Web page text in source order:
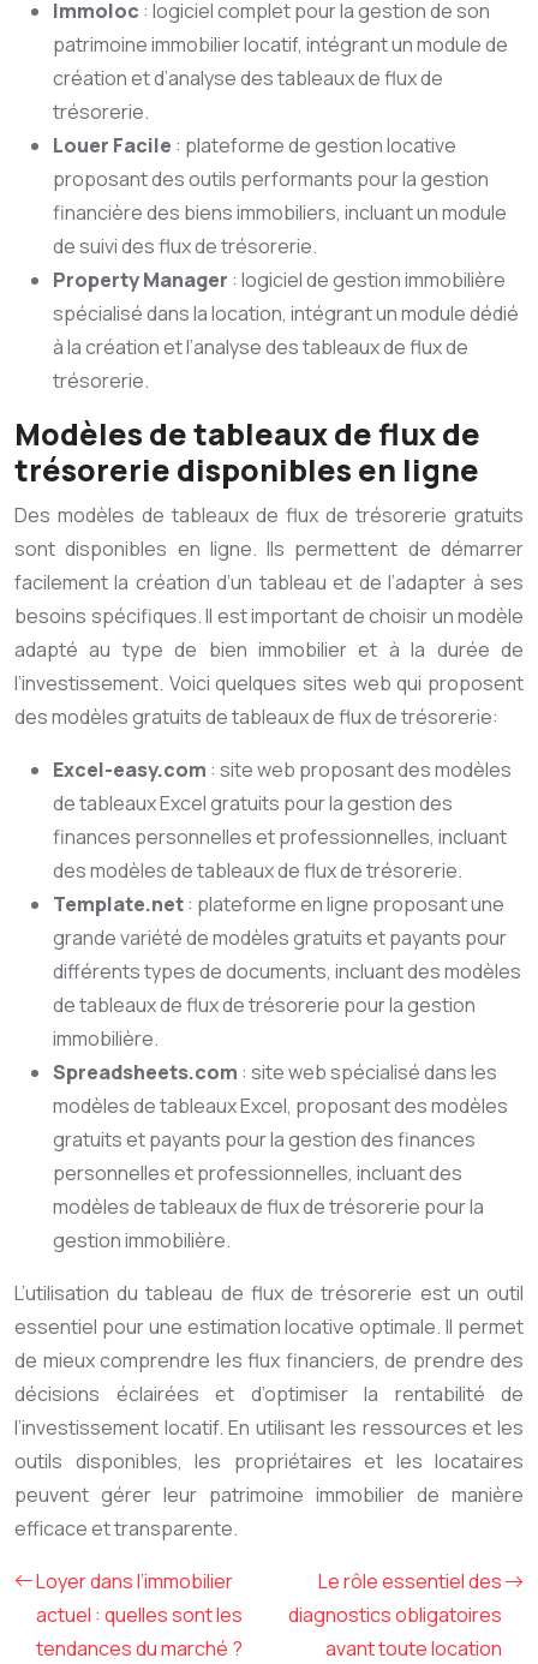
Immoloc : logiciel complet pour la gestion de son
patrimoine immobilier locatif, intégrant un module de
création et d’analyse des tableaux de flux de
trésorerie.
Louer Facile : plateforme de gestion locative
proposant des outils performants pour la gestion
financière des biens immobiliers, incluant un module
de suivi des flux de trésorerie.
Property Manager : logiciel de gestion immobilière
spécialisé dans la location, intégrant un module dédié
à la création et l’analyse des tableaux de flux de
trésorerie.
Modèles de tableaux de flux de
trésorerie disponibles en ligne
Des modèles de tableaux de flux de trésorerie gratuits
sont disponibles en ligne. Ils permettent de démarrer
facilement la création d’un tableau et de l’adapter à ses
besoins spécifiques. Il est important de choisir un modèle
adapté au type de bien immobilier et à la durée de
l’investissement. Voici quelques sites web qui proposent
des modèles gratuits de tableaux de flux de trésorerie:
Excel-easy.com : site web proposant des modèles
de tableaux Excel gratuits pour la gestion des
finances personnelles et professionnelles, incluant
des modèles de tableaux de flux de trésorerie.
Template.net: plateforme en ligne proposant une
grande variété de modèles gratuits et payants pour
différents types de documents, incluant des modèles
de tableaux de flux de trésorerie pour la gestion
immobilière.
Spreadsheets.com : site web spécialisé dans les
modèles de tableaux Excel, proposant des modèles
gratuits et payants pour la gestion des finances
personnelles et professionnelles, incluant des
modèles de tableaux de flux de trésorerie pour la
gestion immobilière.
L’utilisation du tableau de flux de trésorerie est un outil
essentiel pour une estimation locative optimale. Il permet
de mieux comprendre les flux financiers, de prendre des
décisions éclairées et d’optimiser la rentabilité de
l’investissement locatif. En utilisant les ressources et les
outils disponibles, les propriétaires et les locataires
peuvent gérer leur patrimoine immobilier de manière
efficace et transparente.
Loyer dans l’immobilier
actuel : quelles sont les
tendances du marché ?
Le rôle essentiel des
diagnostics obligatoires
avant toute location